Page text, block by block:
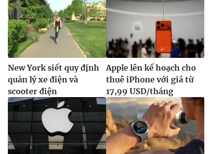
New York siết quy định
quản lý xe điện và
scooter điện
Apple lên kế hoạch cho
thuê iPhone với giá từ
17,99 USD/tháng